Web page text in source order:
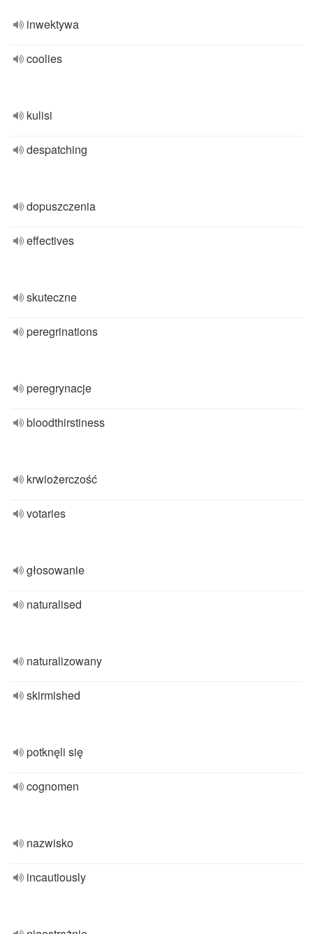
inwektywa
coolies
kulisi
despatching
dopuszczenia
effectives
skuteczne
peregrinations
peregrynacje
bloodthirstiness
krwiożerczość
votaries
głosowanie
naturalised
naturalizowany
skirmished
potknęli się
cognomen
nazwisko
incautiously